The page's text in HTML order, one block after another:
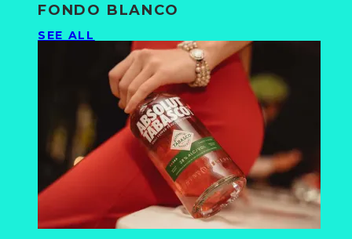
FONDO BLANCO
SEE ALL